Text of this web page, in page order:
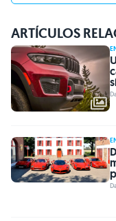
ARTÍCULOS